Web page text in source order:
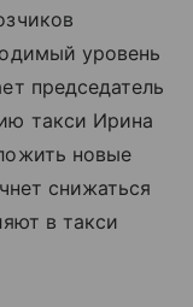
уровень
председатель
такси Ирина
новые
снижаться
в такси